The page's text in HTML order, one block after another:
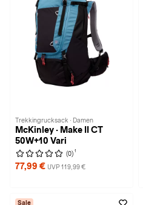
Trekkingrucksack · Damen
McKinley · Make II CT
50W+10 Vari
(0) 1
77,99 € UVP 119,99 €
Sale